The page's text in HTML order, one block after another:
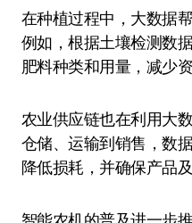
在种植过程中，大数据
例如，根据土壤检测数
肥料种类和用量，减少
农业供应链也在利用大
仓储、运输到销售，数
降低损耗，并确保产品